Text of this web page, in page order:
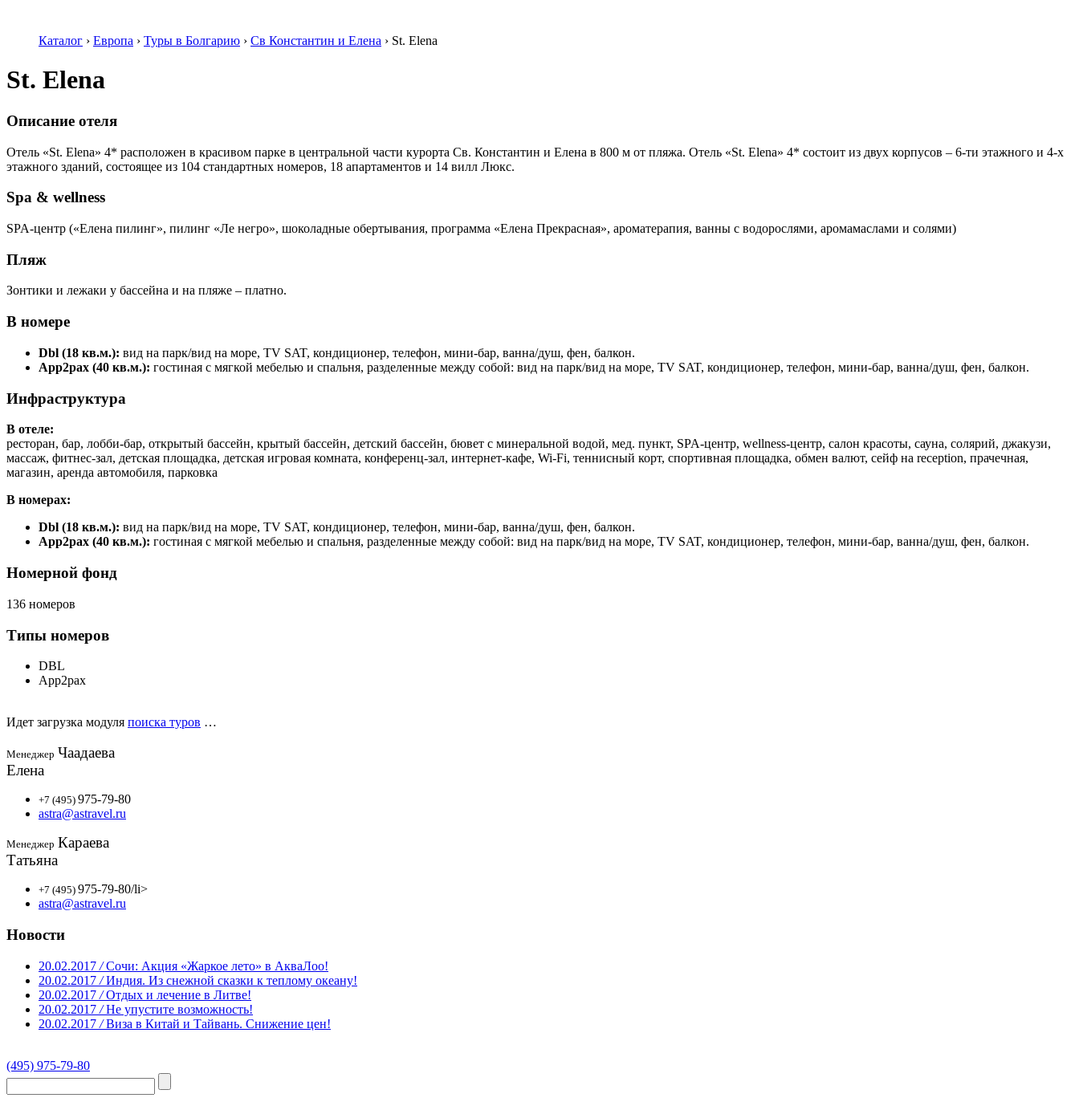
Каталог › Европа › Туры в Болгарию › Св Константин и Елена › St. Elena
St. Elena
Описание отеля
Отель «St. Elena» 4* расположен в красивом парке в центральной части курорта Св. Константин и Елена в 800 м от пляжа. Отель «St. Elena» 4* состоит из двух корпусов – 6-ти этажного и 4-х
этажного зданий, состоящее из 104 стандартных номеров, 18 апартаментов и 14 вилл Люкс.
Spa & wellness
SPA-центр («Елена пилинг», пилинг «Ле негро», шоколадные обертывания, программа «Елена Прекрасная», ароматерапия, ванны с водорослями, аромамаслами и солями)
Пляж
Зонтики и лежаки у бассейна и на пляже – платно.
В номере
Dbl (18 кв.м.): вид на парк/вид на море, TV SAT, кондиционер, телефон, мини-бар, ванна/душ, фен, балкон.
App2pax (40 кв.м.): гостиная с мягкой мебелью и спальня, разделенные между собой: вид на парк/вид на море, TV SAT, кондиционер, телефон, мини-бар, ванна/душ, фен, балкон.
Инфраструктура
В отеле:
ресторан, бар, лобби-бар, открытый бассейн, крытый бассейн, детский бассейн, бювет с минеральной водой, мед. пункт, SPA-центр, wellness-центр, салон красоты, сауна, солярий, джакузи,
массаж, фитнес-зал, детская площадка, детская игровая комната, конференц-зал, интернет-кафе, Wi-Fi, теннисный корт, спортивная площадка, обмен валют, сейф на reception, прачечная,
магазин, аренда автомобиля, парковка
В номерах:
Dbl (18 кв.м.): вид на парк/вид на море, TV SAT, кондиционер, телефон, мини-бар, ванна/душ, фен, балкон.
App2pax (40 кв.м.): гостиная с мягкой мебелью и спальня, разделенные между собой: вид на парк/вид на море, TV SAT, кондиционер, телефон, мини-бар, ванна/душ, фен, балкон.
Номерной фонд
136 номеров
Типы номеров
DBL
App2pax
Идет загрузка модуля поиска туров …
Менеджер Чаадаева
Елена
+7 (495) 975-79-80
astra@astravel.ru
Менеджер Караева
Татьяна
+7 (495) 975-79-80/li>
astra@astravel.ru
Новости
20.02.2017 / Сочи: Акция «Жаркое лето» в АкваЛоо!
20.02.2017 / Индия. Из снежной сказки к теплому океану!
20.02.2017 / Отдых и лечение в Литве!
20.02.2017 / Не упустите возможность!
20.02.2017 / Виза в Китай и Тайвань. Снижение цен!
(495) 975-79-80